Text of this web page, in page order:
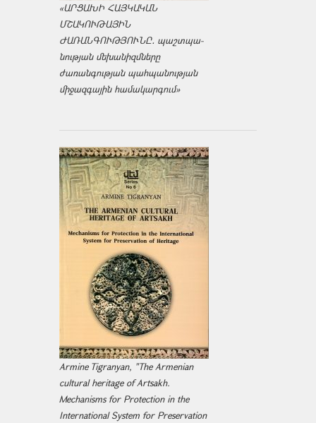
«ԱՐՑԱԽԻ ՀԱՅԿԱԿԱՆ
ՄՇԱԿՈՒԹԱՅԻՆ
ԺԱՌԱՆԳՈՒԹՅՈՒՆԸ․ պաշտպա­
նության մեխանիզմները
ժառանգության պահպանության
միջազ­գային համակարգում»
Armine Tigranyan, "The Armenian
cultural heritage of Artsakh.
Mechanisms for Protection in the
International System for Preservation